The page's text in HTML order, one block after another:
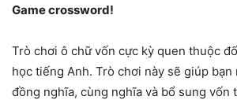
Game crossword!
Trò chơi ô chữ vốn cực kỳ quen thuộc
học tiếng Anh. Trò chơi này sẽ giúp
đồng nghĩa, cùng nghĩa và bổ sung vốn